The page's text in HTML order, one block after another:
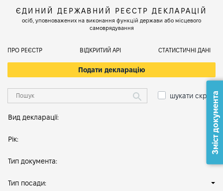
ЄДИНИЙ ДЕРЖАВНИЙ РЕЄСТР ДЕКЛАРАЦІЙ
осіб, уповноважених на виконання функцій держави або місцевого
самоврядування
ПРО РЕЄСТР ВІДКРИТИЙ АРІ СТАТИСТИЧНІ ДАНІ
Подати декларацію
шукати скрізь
Вид декларації:
Рік:
Тип документа:
Тип посади:
Зміст документа